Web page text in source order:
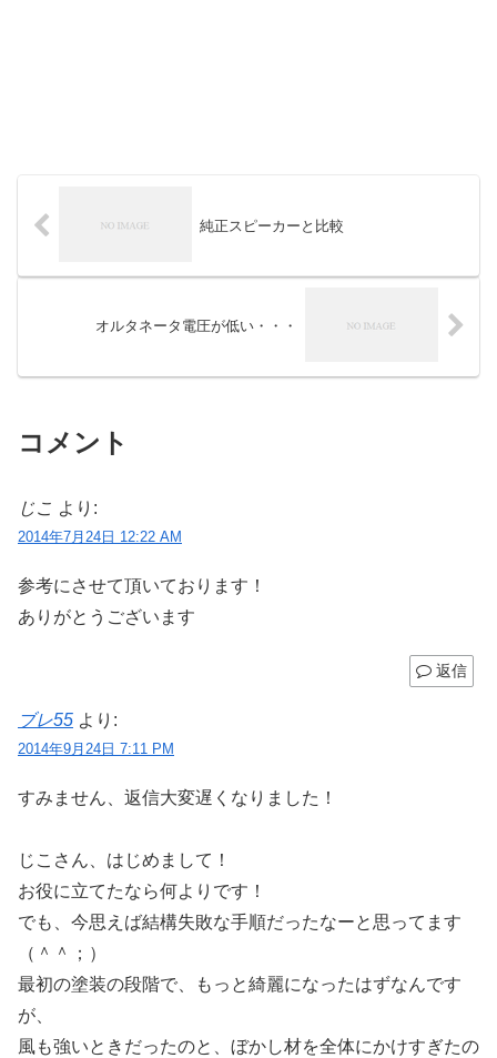
純正スピーカーと比較
オルタネータ電圧が低い・・・
コメント
じこ より:
2014年7月24日 12:22 AM
参考にさせて頂いております！
ありがとうございます
返信
ブレ55 より:
2014年9月24日 7:11 PM
すみません、返信大変遅くなりました！
じこさん、はじめまして！
お役に立てたなら何よりです！
でも、今思えば結構失敗な手順だったなーと思ってます
（＾＾；）
最初の塗装の段階で、もっと綺麗になったはずなんです
が、
風も強いときだったのと、ぼかし材を全体にかけすぎたの